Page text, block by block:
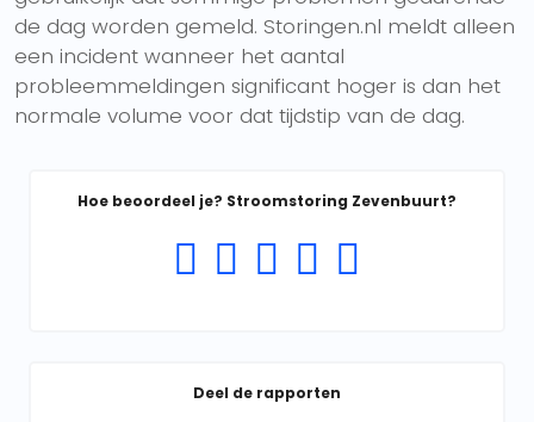
de dag worden gemeld. Storingen.nl meldt alleen
een incident wanneer het aantal
probleemmeldingen significant hoger is dan het
normale volume voor dat tijdstip van de dag.
Hoe beoordeel je? Stroomstoring Zevenbuurt?
Deel de rapporten